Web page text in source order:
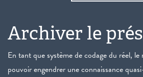
Archiver le
En tant que système de codage du réel, le
pouvoir engendrer une connaissance